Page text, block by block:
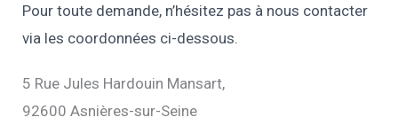
Pour toute demande, n’hésitez pas à nous contacter
via les coordonnées ci-dessous.
5 Rue Jules Hardouin Mansart,
92600 Asnières-sur-Seine